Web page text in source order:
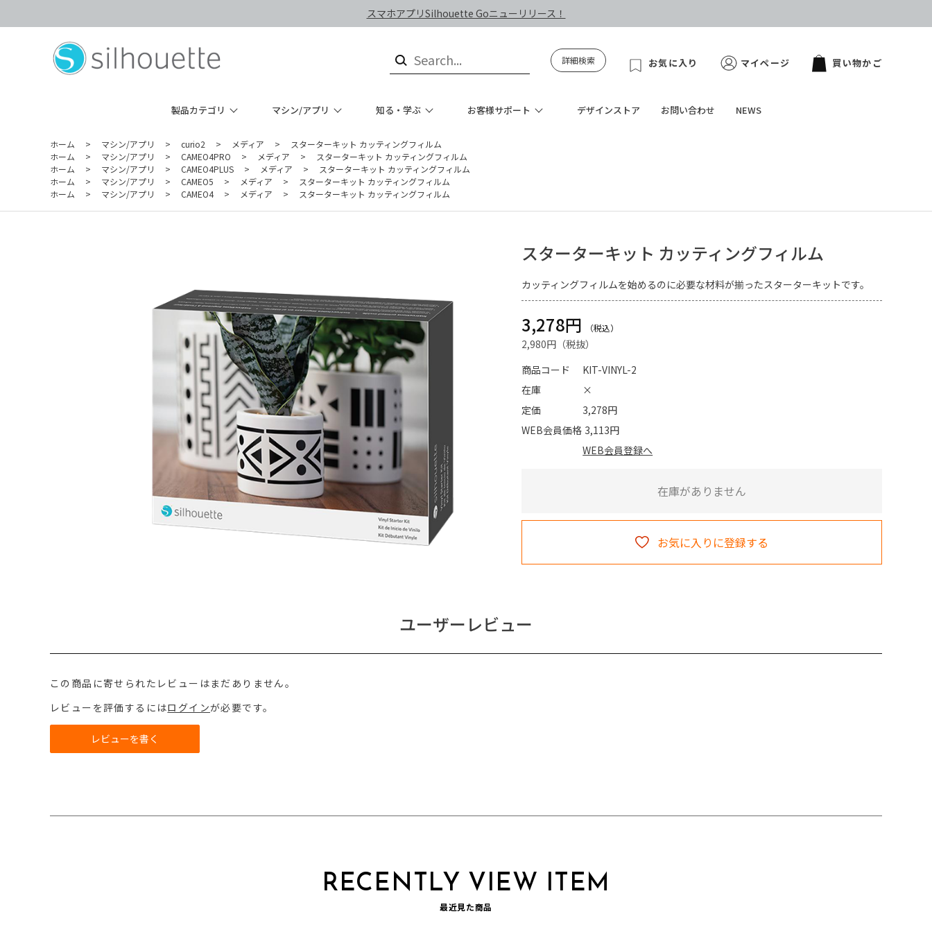
スマホアプリSilhouette Goニューリリース！
詳細検索 お気に入り マイページ 買い物かご
製品カテゴリ マシン/アプリ 知る・学ぶ お客様サポート デザインストア お問い合わせ NEWS
ホーム > マシン/アプリ > curio2 > メディア >
スターターキット カッティングフィルム
ホーム
> マシン/アプリ > CAMEO4PRO > メディア >
スターターキット カッティングフィルム
ホーム
> マシン/アプリ > CAMEO4PLUS > メディア >
スターターキット カッティングフィルム
ホーム
> マシン/アプリ > CAMEO5 > メディア >
スターターキット カッティングフィルム
ホーム
> マシン/アプリ > CAMEO4 > メディア > スターターキット カッティングフィルム
カッティングフィルムを始めるのに必要な材料が揃ったスターターキットです。
スターターキット カッティングフィルム
3,278円
2,980円
商品コード
KIT-VINYL-2
在庫
×
定価
3,278円
WEB会員価格 3,113円
WEB会員登録へ
在庫がありません
お気に入りに登録する
ユーザーレビュー
この商品に寄せられたレビューはまだありません。
レビューを評価するにはログインが必要です。
レビューを書く
RECENTLY VIEW ITEM
最近見た商品